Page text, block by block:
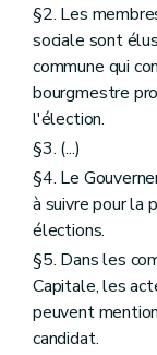
§2. Les
sociale sont
commune qui
bourgmestre
l'élection.
§3. (...)
§4. Le
à suivre pour la
élections.
§5. Dans les
Capitale, les
peuvent
candidat.